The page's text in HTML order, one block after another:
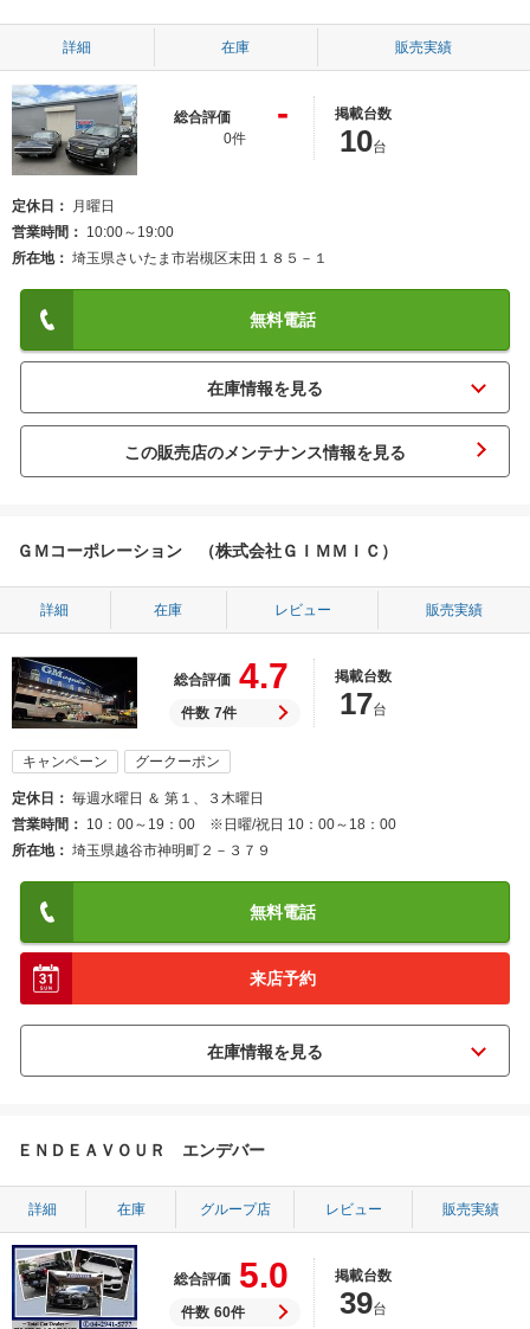
詳細 在庫 販売実績
総合評価 -
0件
掲載台数
10台
定休日
月曜日
営業時間
10:00～19:00
所在地
埼玉県さいたま市岩槻区末田１８５－１
無料電話
この販売店のメンテナンス情報を見る
ＧＭコーポレーション （株式会社ＧＩＭＭＩＣ）
詳細 在庫 レビュー 販売実績
総合評価 4.7
件数 7件
掲載台数
17台
キャンペーン グークーポン
定休日
毎週水曜日 ＆ 第１、３木曜日
営業時間
10：00～19：00 ※日曜/祝日 10：00～18：00
所在地
埼玉県越谷市神明町２－３７９
無料電話
来店予約
ＥＮＤＥＡＶＯＵＲ エンデバー
詳細 在庫 グループ店 レビュー 販売実績
総合評価 5.0
件数 60件
掲載台数
39台